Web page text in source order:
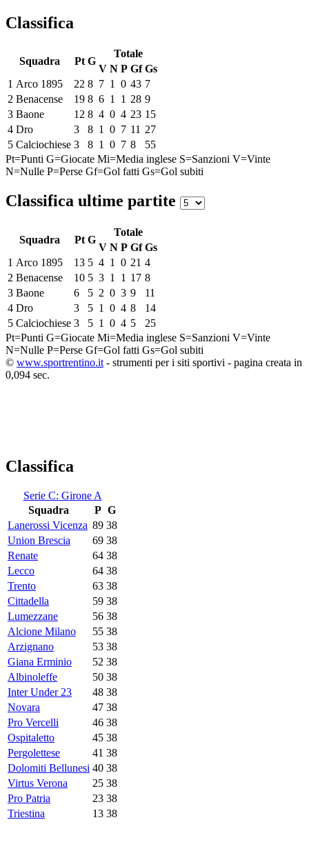
Classifica
Squadra Pt G
Totale
V N P Gf Gs
1 Arco 1895 22 8 7 1 0 43 7
2 Benacense 19 8 6 1 1 28 9
3 Baone 12 8 4 0 4 23 15
4 Dro 3 8 1 0 7 11 27
5 Calciochiese 3 8 1 0 7 8
55
Pt=Punti G=Giocate Mi=Media inglese S=Sanzioni V=Vinte
N=Nulle P=Perse Gf=Gol fatti Gs=Gol subiti
Classifica ultime partite
Squadra Pt G
Totale
V N P Gf Gs
1 Arco 1895 13 5 4 1 0 21 4
2 Benacense 10 5 3 1 1 17 8
3 Baone 6 5 2 0 3 9
11
4 Dro 3 5 1 0 4 8
14
5 Calciochiese 3 5 1 0 4 5
25
Pt=Punti G=Giocate Mi=Media inglese S=Sanzioni V=Vinte
N=Nulle P=Perse Gf=Gol fatti Gs=Gol subiti
© www.sportrentino.it - strumenti per i siti sportivi - pagina creata in
0,094 sec.
Classifica
Serie C: Girone A
Squadra
P G
Lanerossi Vicenza 89 38
Union Brescia
69 38
Renate
64 38
Lecco
64 38
Trento
63 38
Cittadella
59 38
Lumezzane
56 38
Alcione Milano
55 38
Arzignano
53 38
Giana Erminio
52 38
Albinoleffe
50 38
Inter Under 23
48 38
Novara
47 38
Pro Vercelli
46 38
Ospitaletto
45 38
Pergolettese
41 38
Dolomiti Bellunesi 40 38
Virtus Verona
25 38
Pro Patria
23 38
Triestina
13 38